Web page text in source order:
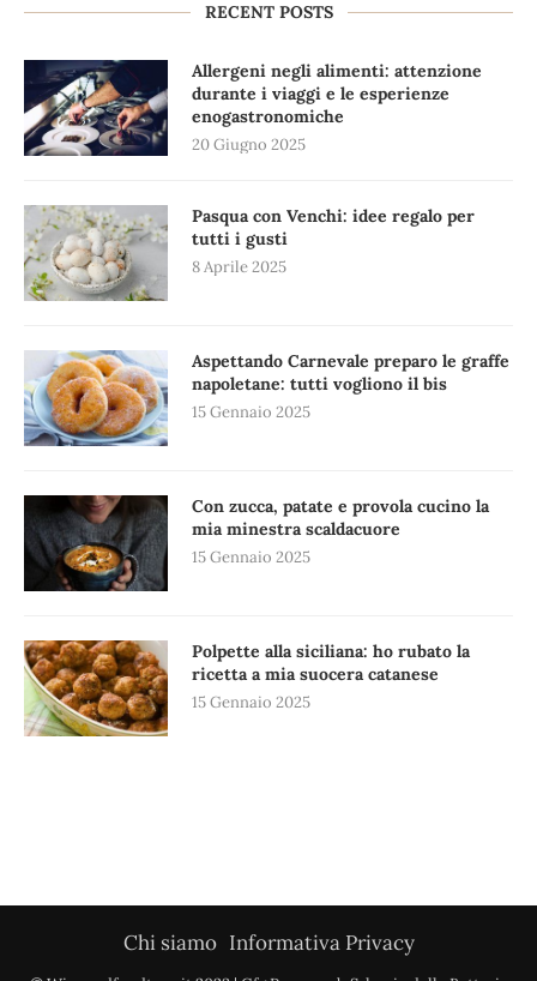
RECENT POSTS
Allergeni negli alimenti: attenzione
durante i viaggi e le esperienze
enogastronomiche
20 Giugno 2025
Pasqua con Venchi: idee regalo per
tutti i gusti
8 Aprile 2025
Aspettando Carnevale preparo le graffe
napoletane: tutti vogliono il bis
15 Gennaio 2025
Con zucca, patate e provola cucino la
mia minestra scaldacuore
15 Gennaio 2025
Polpette alla siciliana: ho rubato la
ricetta a mia suocera catanese
15 Gennaio 2025
Chi siamo Informativa Privacy